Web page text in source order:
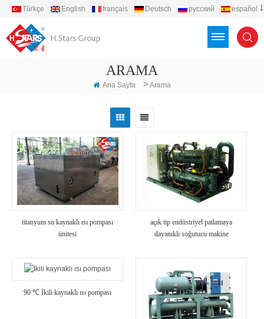
Türkçe English français Deutsch русский
español
ARAMA
Ana Sayfa >Arama
titanyum su kaynaklı ısı pompası
ünitesi
açık tip endüstriyel patlamaya
dayanıklı soğutucu makine
90 ℃ İkili kaynaklı ısı pompası